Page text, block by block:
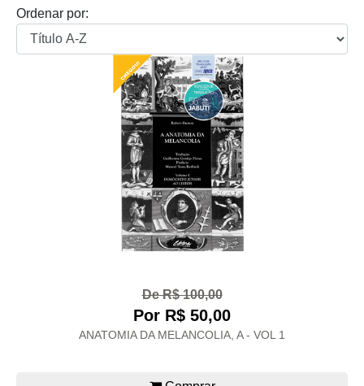
Ordenar por:
De R$ 100,00
Por R$ 50,00
ANATOMIA DA MELANCOLIA, A - VOL 1